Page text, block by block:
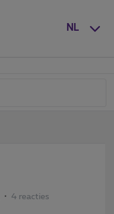
NL
4 reacties